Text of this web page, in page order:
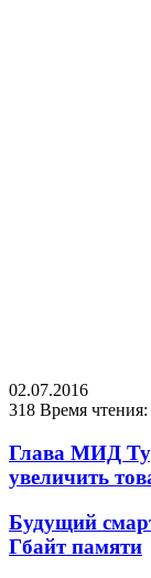
02.07.2016
318 Время
Глава МИД
увеличить
Будущий
Гбайт памяти